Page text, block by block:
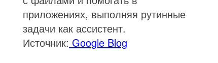
приложениях, выполняя рутинные
задачи как ассистент.
Источник: Google Blog